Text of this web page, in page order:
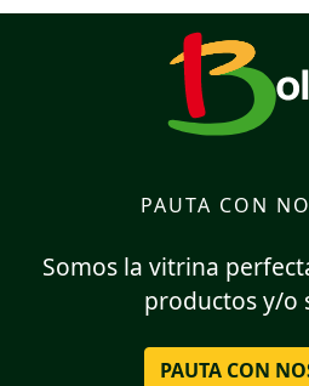
PAUTA CON
Somos la vitrina
productos y/o
PAUTA CON